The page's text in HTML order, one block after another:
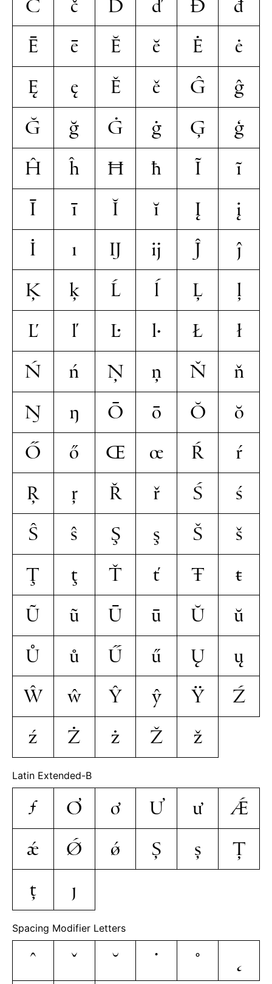
Č č Ď ď Đ
đ
Ē
ē Ĕ ĕ Ė
ė
Ę
ę Ě ě Ĝ
ĝ
Ğ
ğ Ġ ġ Ģ
ģ
Ĥ
ĥ Ħ ħ Ĩ
ĩ
Ī
ī Ĭ ĭ Į
į
İ
ı Ĳ ĳ Ĵ
ĵ
Ķ
ķ Ĺ ĺ Ļ
ļ
Ľ
ľ Ŀ ŀ Ł
ł
Ń
ń Ņ ņ Ň
ň
Ŋ
ŋ Ō ō Ŏ
ŏ
Ő
ő Œ œ Ŕ
ŕ
Ŗ
ŗ Ř ř Ś
ś
Ŝ
ŝ Ş ş Š
š
Ţ
ţ Ť ť Ŧ
ŧ
Ũ
ũ Ū ū Ŭ
ŭ
Ů
ů Ű ű Ų
ų
Ŵ
ŵ Ŷ ŷ Ÿ
Ź
ź
Ż ż Ž ž
Latin Extended-B
ƒ Ơ ơ Ư ư
Ǽ
ǽ
Ǿ ǿ Ș ș
Ț
ț
ȷ
Spacing Modifier Letters
ˆ ˇ ˘ ˙ ˚
˛